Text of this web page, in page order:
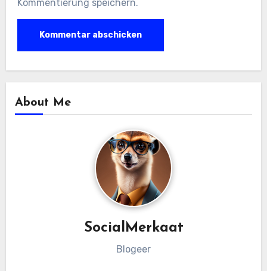
Kommentierung speichern.
About Me
SocialMerkaat
Blogeer